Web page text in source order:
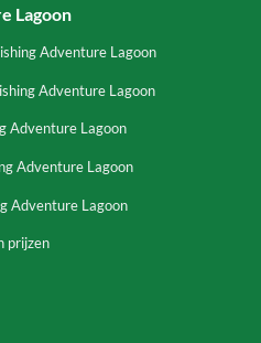
Lagoon
Adventure Lagoon
Adventure Lagoon
Adventure Lagoon
Adventure Lagoon
Adventure Lagoon
prijzen